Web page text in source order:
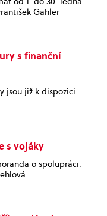
Gahler
s finanční
jsou již k dispozici.
s vojáky
o spolupráci.